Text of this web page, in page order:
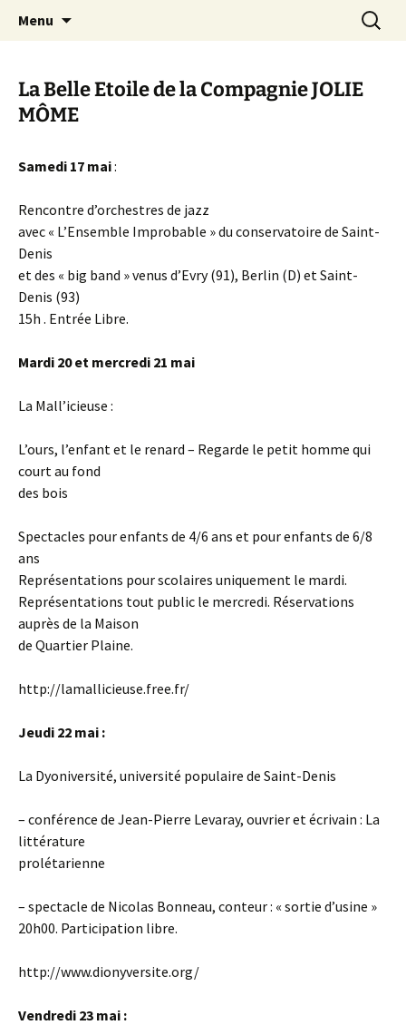
Canal Marches
Menu
La Belle Etoile de la Compagnie JOLIE
MÔME
Samedi 17 mai:
Rencontre d’orchestres de jazz
avec « L’Ensemble Improbable » du conservatoire de Saint-
Denis
et des « big band » venus d’Evry (91), Berlin (D) et Saint-
Denis (93)
15h . Entrée Libre.
Mardi 20 et mercredi 21 mai
La Mall’icieuse :
L’ours, l’enfant et le renard – Regarde le petit homme qui
court au fond
des bois
Spectacles pour enfants de 4/6 ans et pour enfants de 6/8
ans
Représentations pour scolaires uniquement le mardi.
Représentations tout public le mercredi. Réservations
auprès de la Maison
de Quartier Plaine.
http://lamallicieuse.free.fr/
Jeudi 22 mai :
La Dyoniversité, université populaire de Saint-Denis
– conférence de Jean-Pierre Levaray, ouvrier et écrivain : La
littérature
prolétarienne
– spectacle de Nicolas Bonneau, conteur : « sortie d’usine »
20h00. Participation libre.
http://www.dionyversite.org/
Vendredi 23 mai :